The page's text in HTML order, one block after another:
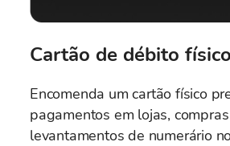
Cartão de débito
Encomenda um cartão físico
pagamentos em lojas,
levantamentos de numerário